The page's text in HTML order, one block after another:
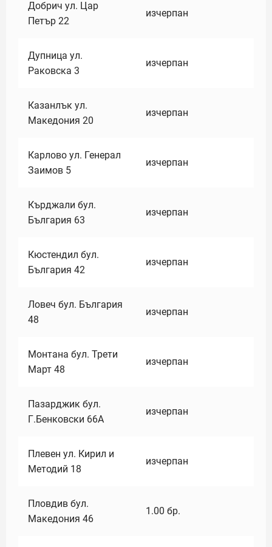
Добрич ул. Цар
Петър 22
изчерпан
Дупница ул.
Раковска 3
изчерпан
Казанлък ул.
Македония 20
изчерпан
Карлово ул. Генерал
Заимов 5
изчерпан
Кърджали бул.
България 63
изчерпан
Кюстендил бул.
България 42
изчерпан
Ловеч бул. България
48
изчерпан
Монтана бул. Трети
Март 48
изчерпан
Пазарджик бул.
Г.Бенковски 66А
изчерпан
Плевен ул. Кирил и
Методий 18
изчерпан
Пловдив бул.
Македония 46
1.00 бр.